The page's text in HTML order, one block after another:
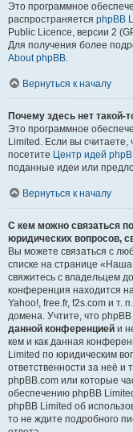
Это программное
распространяется phpBB
Public Licence, версии 2
Для получения более
About phpBB.
Вернуться к началу
Почему здесь нет такой-
Это программное
Limited. Если вы
посетите Центр идей
поданные идеи или
Вернуться к началу
С кем можно связаться
юридических вопросов,
Вы можете связаться с
списке на странице
свяжитесь с владельцем
конференция находится
Yahoo!, free.fr, f2s.com и т.
домена. Учтите, что phpBB
данной конференцией и
кем и как данная
Limited по юридическим
ответственности за неё и
phpBB.com или которые
обеспечению phpBB
phpBB Limited об
то не ждите подробного